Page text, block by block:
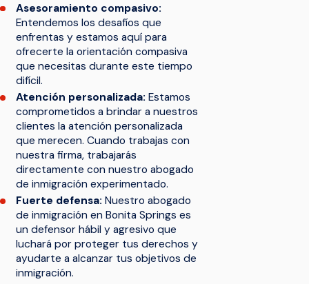
Asesoramiento compasivo:
Entendemos los desafíos que
enfrentas y estamos aquí para
ofrecerte la orientación compasiva
que necesitas durante este tiempo
difícil.
Atención personalizada: Estamos
comprometidos a brindar a nuestros
clientes la atención personalizada
que merecen. Cuando trabajas con
nuestra firma, trabajarás
directamente con nuestro abogado
de inmigración experimentado.
Fuerte defensa: Nuestro abogado
de inmigración en Bonita Springs es
un defensor hábil y agresivo que
luchará por proteger tus derechos y
ayudarte a alcanzar tus objetivos de
inmigración.